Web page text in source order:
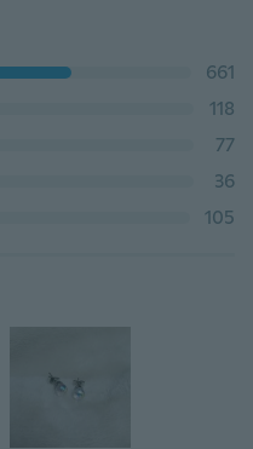
661
118
77
36
105